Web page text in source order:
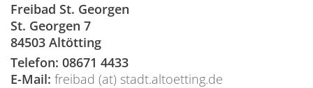
Freibad St. Georgen
St. Georgen 7
84503 Altötting
Telefon: 08671 4433
E-Mail: freibad (at) stadt.altoetting.de